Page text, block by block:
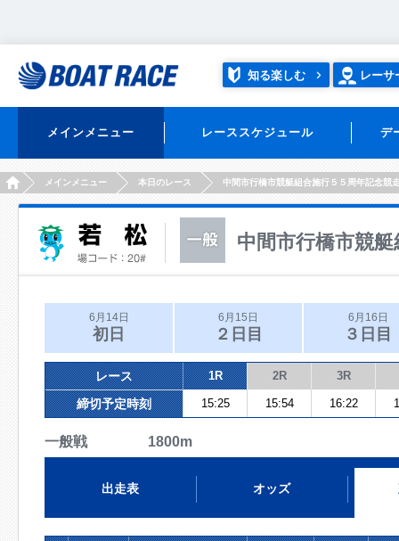
知る楽しむ レーサ
メインメニュー レーススケジュール デ
HOMEメインメニュー 本日のレース 中間市行橋市競艇組合施行５５周年記念競
中間市行橋市競
6月14日
初日
6月15日
２日目
6月16日
３日目
レース 1R 2R 3R
締切予定時刻 15:25 15:54 16:22
一般戦 1800m
出走表 オッズ